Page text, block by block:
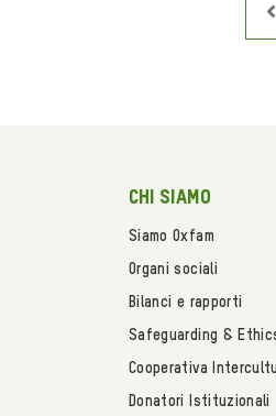
Chi siamo
Siamo Oxfam
Organi sociali
Bilanci e rapporti
Safeguarding &
Cooperativa
Donatori Istituzionali